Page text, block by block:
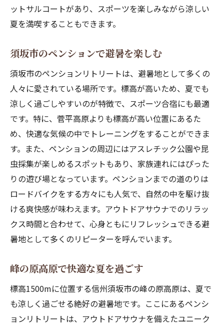
峰の原高原で心身リフレッシュ
信州の自然と共に過ごす贅沢
スポーツ合宿に最適な環境
ペンションでの充実した合宿生活
須坂市でスポーツに集中
ペンションでの合宿の魅力
スポーツ施設と自然が融合する場所
ペンションでの充実したスポーツ合宿
アウトドアサウナ付きの避暑地ペンション
避暑地でのサウナ体験
信州のペンションで心身リフレッシュ
アウトドアサウナと自然を楽しむ
ペンションでの避暑とサウナの魅力
避暑地でのサウナ体験を満喫
登山やバイク旅に最適なペンション
ペンションを拠点にした冒険
登山者に優しいペンションの魅力
ットサルコートがあり、スポーツを楽しみながら涼しい
夏を満喫することもできます。
須坂市のペンションで避暑を楽しむ
須坂市のペンションリトリートは、避暑地として多くの
人々に愛されている場所です。標高が高いため、夏でも
涼しく過ごしやすいのが特徴で、スポーツ合宿にも最適
です。特に、菅平高原よりも標高が高い位置にあるた
め、快適な気候の中でトレーニングをすることができま
す。また、ペンションの周辺にはアスレチック公園や昆
虫採集が楽しめるスポットもあり、家族連れにはぴった
りの遊び場となっています。ペンションまでの道のりは
ロードバイクをする方々にも人気で、自然の中を駆け抜
ける爽快感が味わえます。アウトドアサウナでのリラッ
クス時間と合わせて、心身ともにリフレッシュできる避
暑地として多くのリピーターを呼んでいます。
峰の原高原で快適な夏を過ごす
標高1500mに位置する信州須坂市の峰の原高原は、夏で
も涼しく過ごせる絶好の避暑地です。ここにあるペンシ
ョンリトリートは、アウトドアサウナを備えたユニーク